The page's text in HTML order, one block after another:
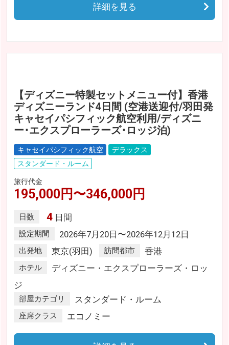
詳細を見る
【ディズニー特製セットメニュー付】香港
ディズニーランド4日間 (空港送迎付/羽田発
キャセイパシフィック航空利用/ディズニ
ー･エクスプローラーズ･ロッジ泊)
キャセイパシフィック航空
デラックス
スタンダード・ルーム
旅行代金
195,000円〜346,000円
日数 4 日間
設定期間 2026年7月20日〜2026年12月12日
出発地 東京(羽田) 訪問都市 香港
ホテル
ディズニー・エクスプローラーズ・ロッ
ジ
部屋カテゴリ スタンダード・ルーム
座席クラス エコノミー